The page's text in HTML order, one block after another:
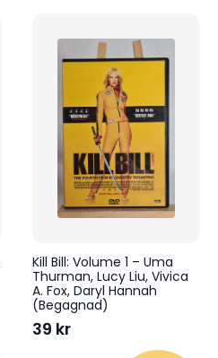
Kill Bill: Volume 1 – Uma
Thurman, Lucy Liu, Vivica
A. Fox, Daryl Hannah
(Begagnad)
39 kr